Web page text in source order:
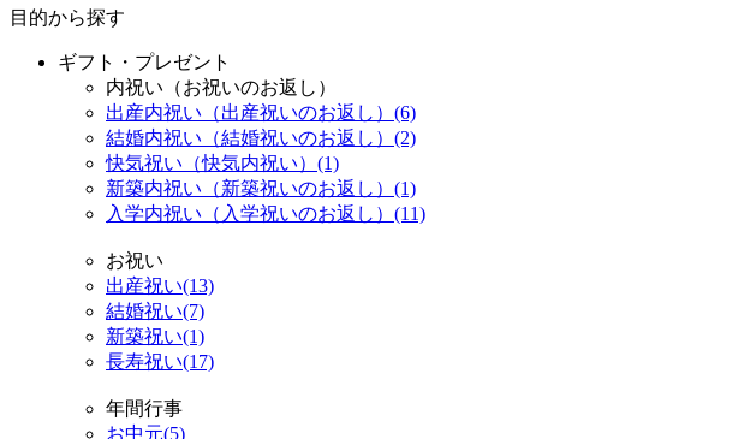
目的から探す
ギフト・プレゼント
内祝い（お祝いのお返し）
出産内祝い（出産祝いのお返し）(6)
結婚内祝い（結婚祝いのお返し）(2)
快気祝い（快気内祝い）(1)
新築内祝い（新築祝いのお返し）(1)
入学内祝い（入学祝いのお返し）(11)
お祝い
出産祝い(13)
結婚祝い(7)
新築祝い(1)
長寿祝い(17)
年間行事
お中元(5)